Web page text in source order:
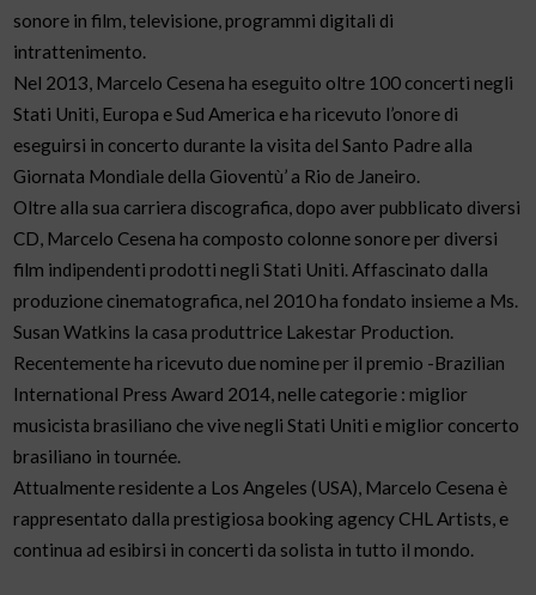
sonore in film, televisione, programmi digitali di
intrattenimento.
Nel 2013, Marcelo Cesena ha eseguito oltre 100 concerti negli
Stati Uniti, Europa e Sud America e ha ricevuto l’onore di
eseguirsi in concerto durante la visita del Santo Padre alla
Giornata Mondiale della Gioventù’ a Rio de Janeiro.
Oltre alla sua carriera discografica, dopo aver pubblicato diversi
CD, Marcelo Cesena ha composto colonne sonore per diversi
film indipendenti prodotti negli Stati Uniti. Affascinato dalla
produzione cinematografica, nel 2010 ha fondato insieme a Ms.
Susan Watkins la casa produttrice Lakestar Production.
Recentemente ha ricevuto due nomine per il premio -Brazilian
International Press Award 2014, nelle categorie : miglior
musicista brasiliano che vive negli Stati Uniti e miglior concerto
brasiliano in tournée.
Attualmente residente a Los Angeles (USA), Marcelo Cesena è
rappresentato dalla prestigiosa booking agency CHL Artists, e
continua ad esibirsi in concerti da solista in tutto il mondo.